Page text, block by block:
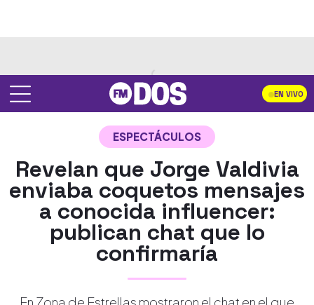
EN VIVO
ESPECTÁCULOS
Revelan que Jorge Valdivia
enviaba coquetos mensajes
a conocida influencer:
publican chat que lo
confirmaría